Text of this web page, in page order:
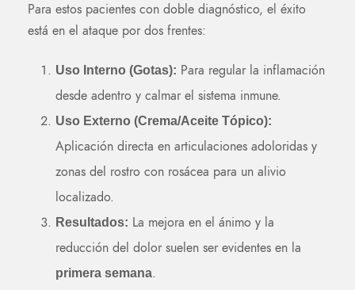
Para estos pacientes con doble diagnóstico, el éxito
está en el ataque por dos frentes:
Uso Interno (Gotas): Para regular la inflamación
desde adentro y calmar el sistema inmune.
Uso Externo (Crema/Aceite Tópico):
Aplicación directa en articulaciones adoloridas y
zonas del rostro con rosácea para un alivio
localizado.
Resultados: La mejora en el ánimo y la
reducción del dolor suelen ser evidentes en la
primera semana.